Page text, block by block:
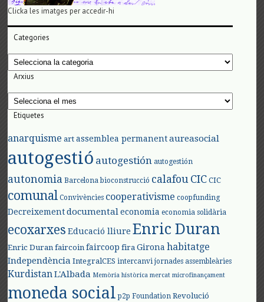
Clicka les imatges per accedir-hi
Categories
Categories
Arxius
Arxius
Etiquetes
anarquisme art assemblea permanent aureasocial
autogestió autogestión autogestión
autonomia Barcelona bioconstrucció calafouCIC CIC
comunal Convivències cooperativisme coopfunding
Decreixement documental economia economia solidària
ecoxarxes Educació lliure Enric Duran
Enric Duran faircoin faircoop fira Girona habitatge
Independència IntegralCES intercanvi jornades assembleàries
KurdistanL'Albada Memòria històrica mercat microfinançament
moneda social p2p Foundation Revolució